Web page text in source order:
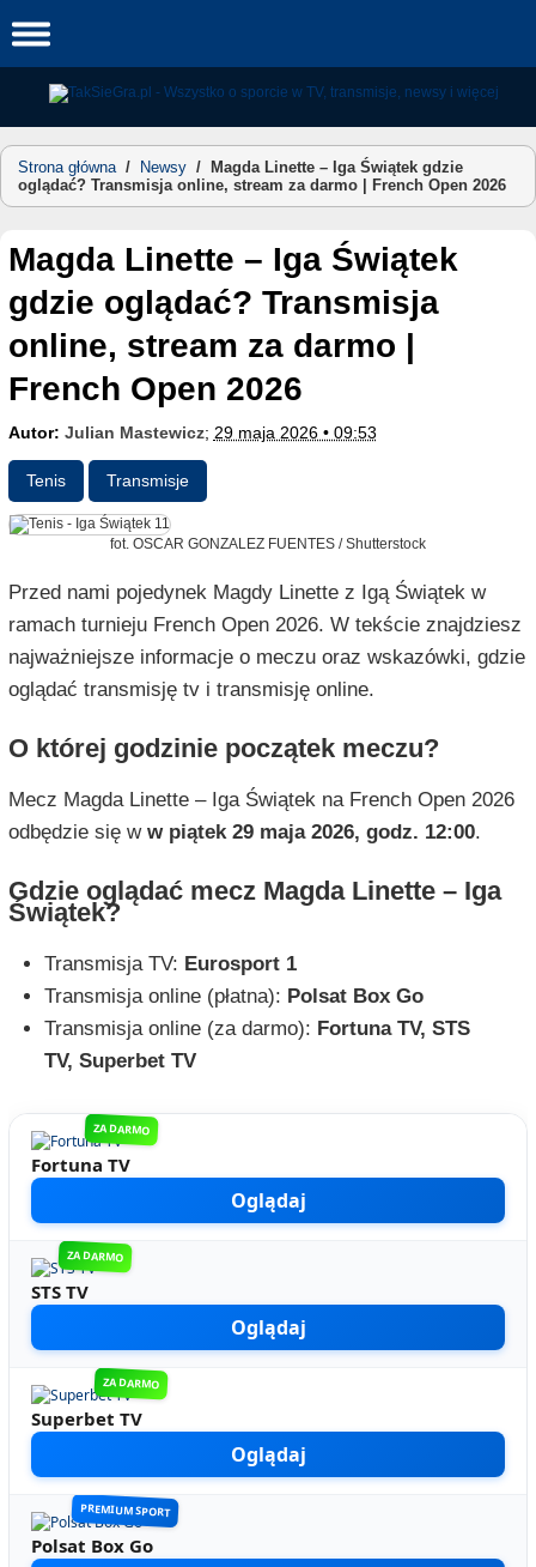
to
Strona główna/ Newsy /
Magda Linette – Iga Świątek gdzie
oglądać? Transmisja online, stream za darmo | French Open 2026
Magda Linette – Iga Świątek
gdzie oglądać? Transmisja
online, stream za darmo |
French Open 2026
Autor: Julian Mastewicz; 29 maja 2026 • 09:53
Tenis Transmisje
fot. OSCAR GONZALEZ FUENTES / Shutterstock
Przed nami pojedynek Magdy Linette z Igą Świątek w
ramach turnieju French Open 2026. W tekście znajdziesz
najważniejsze informacje o meczu oraz wskazówki, gdzie
oglądać transmisję tv i transmisję online.
O której godzinie początek meczu?
Mecz Magda Linette – Iga Świątek na French Open 2026
odbędzie się w w piątek 29 maja 2026, godz. 12:00.
Gdzie oglądać mecz Magda Linette – Iga
Świątek?
Transmisja TV: Eurosport 1
Transmisja online (płatna): Polsat Box Go
Transmisja online (za darmo): Fortuna TV, STS
TV, Superbet TV
ZA DARMO
Fortuna TV
Oglądaj
ZA DARMO
STS TV
Oglądaj
ZA DARMO
Superbet TV
Oglądaj
PREMIUM SPORT
Polsat Box Go